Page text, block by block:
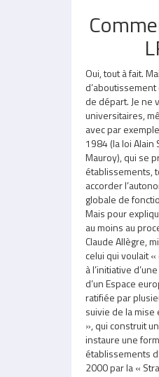
Oui, tout à fait.
de départ. Je ne
universitaires,
avec par
1984 (la loi Alain
Mauroy), qui se
établissements,
accorder
globale de
Mais pour
au moins au
Claude Allègre,
celui qui voulait
à l’initiative
d’un Espace
ratifiée par
suivie de la mise
», qui construit
instaure une
établissements
2000 par la «